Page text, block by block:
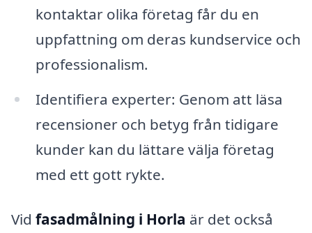
kontaktar olika företag får du en
uppfattning om deras kundservice och
professionalism.
Identifiera experter: Genom att läsa
recensioner och betyg från tidigare
kunder kan du lättare välja företag
med ett gott rykte.
Vid fasadmålning i Horla är det också